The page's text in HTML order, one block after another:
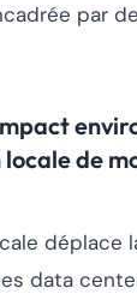
par
locale de
déplace
data